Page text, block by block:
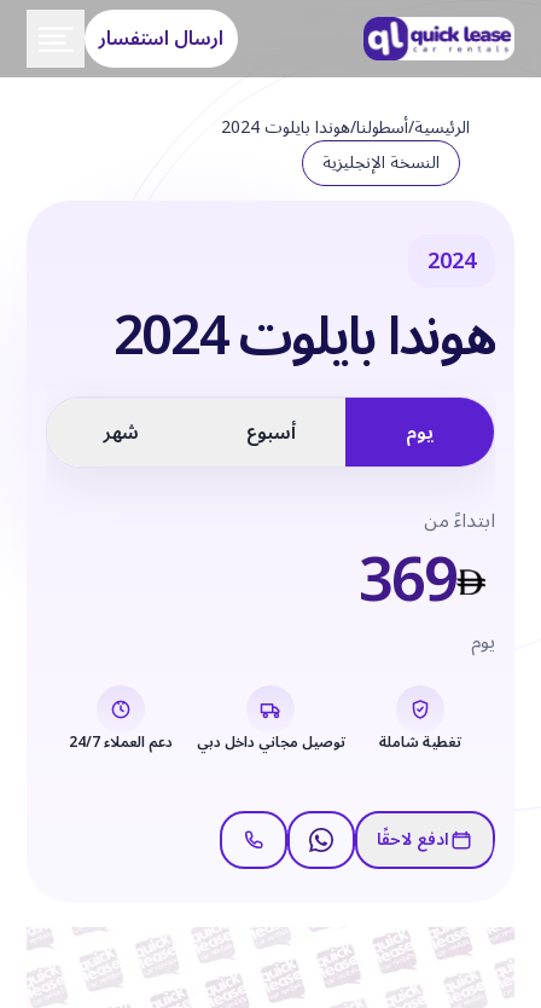
ارسال استفسار
الرئيسية/أسطولنا/هوندا بايلوت 2024
النسخة الإنجليزية
2024
هوندا بايلوت 2024
يوم أسبوع شهر
ابتداءً من369 يوم
تغطية شاملة توصيل مجاني داخل دبي دعم العملاء 24/7
ادفع لاحقًا